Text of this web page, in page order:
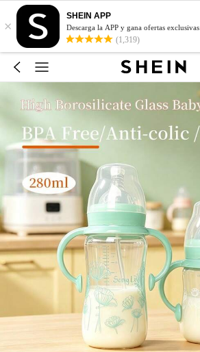
×
SHEIN APP
Descarga la APP y gana ofertas exclusivas
(1,319)